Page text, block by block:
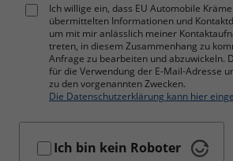
Ich willige ein, dass EU Automobile
übermittelten Informationen und
um mit mir anlässlich meiner
treten, in diesem Zusammenhang zu
Anfrage zu bearbeiten und abzuwickeln.
für die Verwendung der E-Mail-Adresse
zu den vorgenannten Zwecken.
Die Datenschutzerklärung kann hier
Ich bin kein Roboter